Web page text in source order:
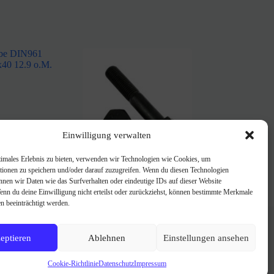
Einwilligung verwalten
Erlebnis zu bieten, verwenden wir Technologien wie Cookies, um
zu speichern und/oder darauf zuzugreifen. Wenn du diesen Technologien
wir Daten wie das Surfverhalten oder eindeutige IDs auf dieser Website
du deine Einwilligung nicht erteilst oder zurückziehst, können bestimmte Merkmale
beeinträchtigt werden.
Ablehnen Einstellungen ansehen
Cookie-RichtlinieDatenschutzImpressum
12.9 o.M.
Schraube DIN960
M16x1,5×60 10.9 o.M.
0,77€
Über uns
Impressum
Cookie-Richtlinie (EU)